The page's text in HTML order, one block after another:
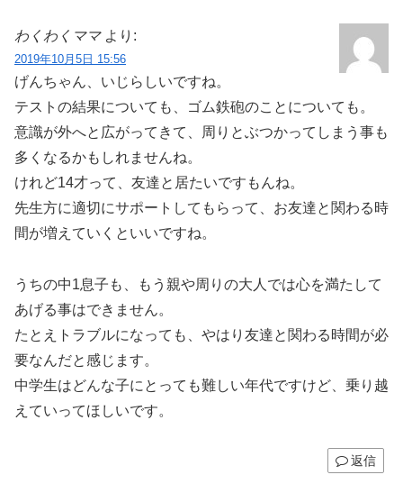
わくわくママ より:
2019年10月5日 15:56
げんちゃん、いじらしいですね。
テストの結果についても、ゴム鉄砲のことについても。
意識が外へと広がってきて、周りとぶつかってしまう事も
多くなるかもしれませんね。
けれど14才って、友達と居たいですもんね。
先生方に適切にサポートしてもらって、お友達と関わる時
間が増えていくといいですね。
うちの中1息子も、もう親や周りの大人では心を満たして
あげる事はできません。
たとえトラブルになっても、やはり友達と関わる時間が必
要なんだと感じます。
中学生はどんな子にとっても難しい年代ですけど、乗り越
えていってほしいです。
返信